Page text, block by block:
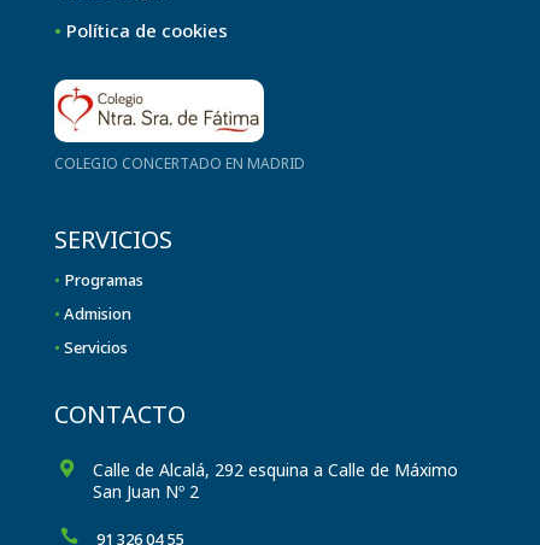
•Política de cookies
COLEGIO CONCERTADO EN MADRID
SERVICIOS
•Programas
•Admision
•Servicios
CONTACTO

Calle de Alcalá, 292 esquina a Calle de Máximo
San Juan Nº 2
